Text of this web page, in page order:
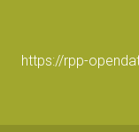
https://rpp-